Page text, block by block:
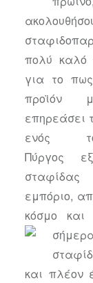
πολύ καλό
για το
προϊόν
επηρεάσει
ενός
Πύργος
εμπόριο,
κόσμο και
και πλέον